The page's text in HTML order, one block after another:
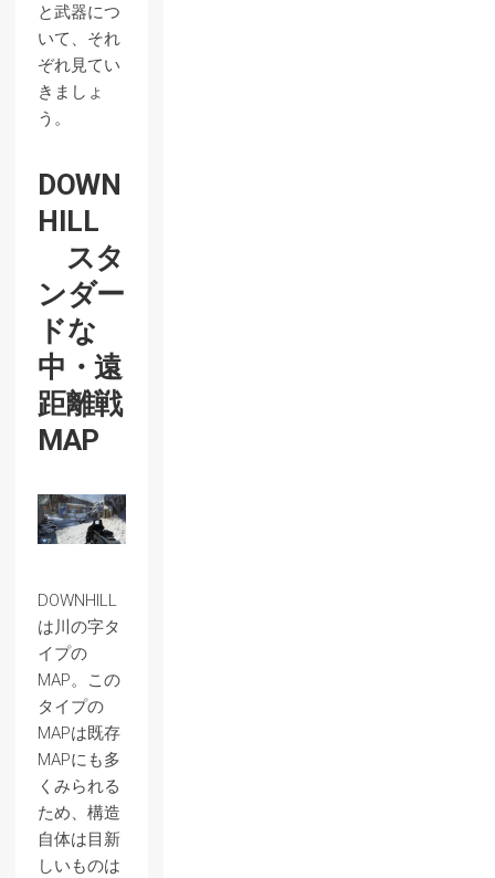
と武器につ
いて、それ
ぞれ見てい
きましょ
う。
DOWN
HILL
スタ
ンダー
ドな
中・遠
距離戦
MAP
DOWNHILL
は川の字タ
イプの
MAP。この
タイプの
MAPは既存
MAPにも多
くみられる
ため、構造
自体は目新
しいものは